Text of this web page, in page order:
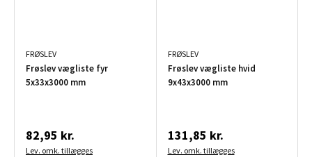
FRØSLEV
Frøslev vægliste fyr
5x33x3000 mm
82,95 kr.
Lev. omk. tillægges
FRØSLEV
Frøslev vægliste hvid
9x43x3000 mm
131,85 kr.
Lev. omk. tillægges